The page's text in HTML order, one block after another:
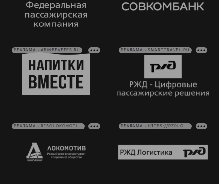
РЕКЛАМА • ABINBEVEFES.RU РЕКЛАМА • SMARTTRAVEL.RU
РЕКЛАМА • RFSOLOKOMOTIV.RU РЕКЛАМА • HTTPS://RZDLOG.RU/